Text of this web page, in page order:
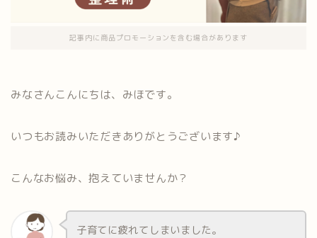
記事内に商品プロモーションを含む場合があります
みなさんこんにちは、みほです。
いつもお読みいただきありがとうございます♪
こんなお悩み、抱えていませんか？
子育てに疲れてしまいました。